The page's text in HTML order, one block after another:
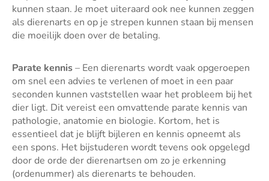
kunnen staan. Je moet uiteraard ook nee kunnen zeggen
als dierenarts en op je strepen kunnen staan bij mensen
die moeilijk doen over de betaling.
Parate kennis– Een dierenarts wordt vaak opgeroepen
om snel een advies te verlenen of moet in een paar
seconden kunnen vaststellen waar het probleem bij het
dier ligt. Dit vereist een omvattende parate kennis van
pathologie, anatomie en biologie. Kortom, het is
essentieel dat je blijft bijleren en kennis opneemt als
een spons. Het bijstuderen wordt tevens ook opgelegd
door de orde der dierenartsen om zo je erkenning
(ordenummer) als dierenarts te behouden.